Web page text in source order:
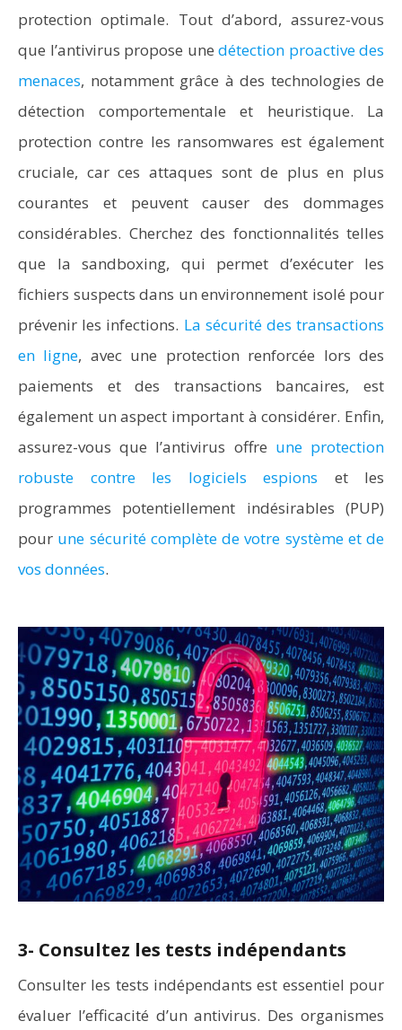
protection optimale. Tout d’abord, assurez-vous
que l’antivirus propose une détection proactive des
menaces, notamment grâce à des technologies de
détection comportementale et heuristique. La
protection contre les ransomwares est également
cruciale, car ces attaques sont de plus en plus
courantes et peuvent causer des dommages
considérables. Cherchez des fonctionnalités telles
que la sandboxing, qui permet d’exécuter les
fichiers suspects dans un environnement isolé pour
prévenir les infections. La sécurité des transactions
en ligne, avec une protection renforcée lors des
paiements et des transactions bancaires, est
également un aspect important à considérer. Enfin,
assurez-vous que l’antivirus offre une protection
robuste contre les logiciels espions et les
programmes potentiellement indésirables (PUP)
pour une sécurité complète de votre système et de
vos données.
3- Consultez les tests indépendants
Consulter les tests indépendants est essentiel pour
évaluer l’efficacité d’un antivirus. Des organismes